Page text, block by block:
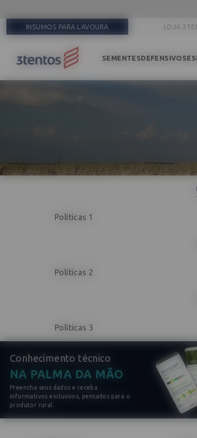
INSUMOS PARA LAVOURA LOJA
SEMENTESDEFENSIVOS
VOLTAR
Políticas 1
Políticas 2
Políticas 3
Conhecimento técnico
NA PALMA DA MÃO
Preencha seus dados e receba
informativos exclusivos, pensados para o
produtor rural.